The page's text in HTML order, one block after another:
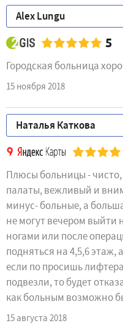
​Alex Lungu
5
Городская больница
15 ноября 2018
Наталья Каткова
Плюсы больницы -
палаты, вежливый и
минус- больные, а
не могут вечером выйти
ногами или после
подняться на 4,5,6 этаж,
если по просишь
подвезли, то будет
как больным возможно
15 августа 2018